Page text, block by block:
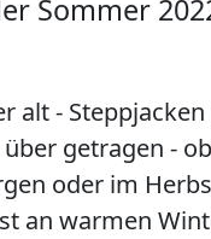
Sommer
alt -
über getragen -
oder im
an warmen